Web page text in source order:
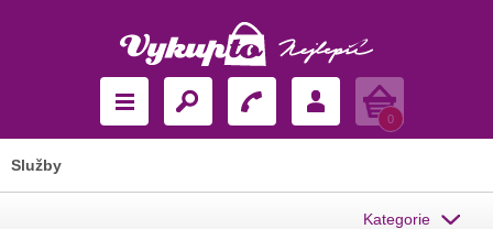
Košík
0
Služby
Kategorie